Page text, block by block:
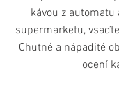
kávou z automatu
supermarketu,
Chutné a nápadité
ocení